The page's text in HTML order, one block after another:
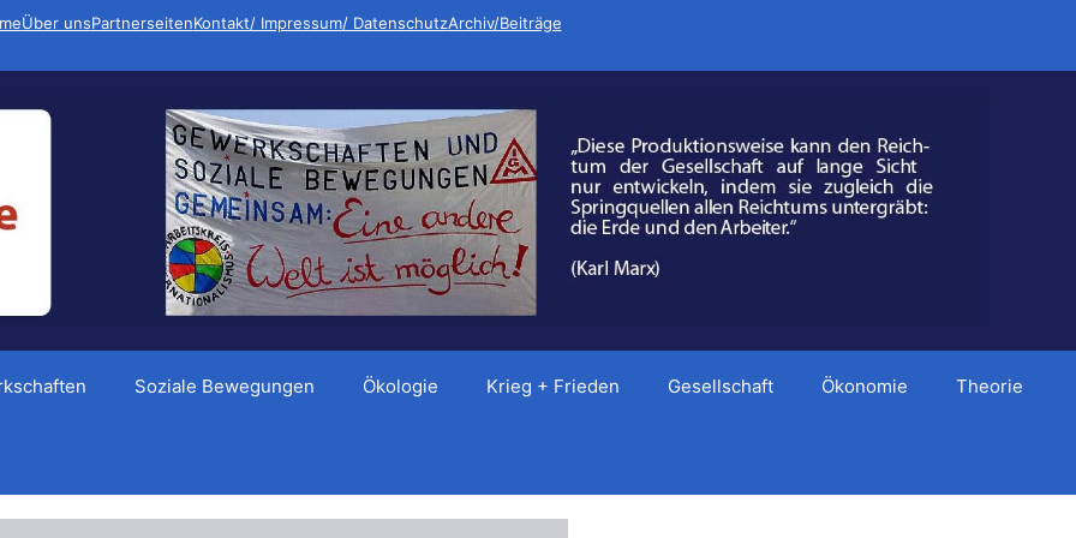
Über unsPartnerseitenKontakt/ Impressum/ DatenschutzArchiv/Beiträge
Soziale Bewegungen Ökologie Krieg + Frieden Gesellschaft Ökonomie Theorie